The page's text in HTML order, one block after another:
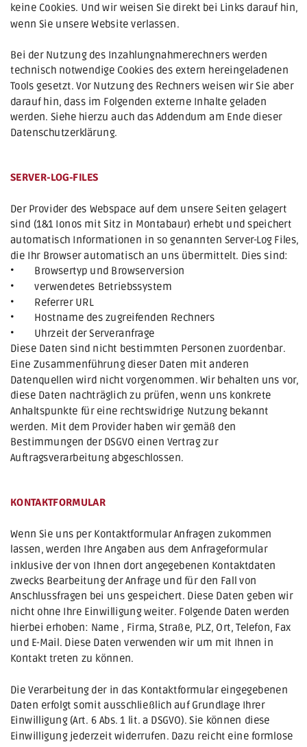
keine Cookies. Und wir weisen Sie direkt bei Links darauf hin,
wenn Sie unsere Website verlassen.
Bei der Nutzung des Inzahlungnahmerechners werden
technisch notwendige Cookies des extern hereingeladenen
Tools gesetzt. Vor Nutzung des Rechners weisen wir Sie aber
darauf hin, dass im Folgenden externe Inhalte geladen
werden. Siehe hierzu auch das Addendum am Ende dieser
Datenschutzerklärung.
SERVER-LOG-FILES
Der Provider des Webspace auf dem unsere Seiten gelagert
sind (1&1 Ionos mit Sitz in Montabaur) erhebt und speichert
automatisch Informationen in so genannten Server-Log Files,
die Ihr Browser automatisch an uns übermittelt. Dies sind:
•
Browsertyp und Browserversion
•
verwendetes Betriebssystem
•
Referrer URL
•
Hostname des zugreifenden Rechners
•
Uhrzeit der Serveranfrage
Diese Daten sind nicht bestimmten Personen zuordenbar.
Eine Zusammenführung dieser Daten mit anderen
Datenquellen wird nicht vorgenommen. Wir behalten uns vor,
diese Daten nachträglich zu prüfen, wenn uns konkrete
Anhaltspunkte für eine rechtswidrige Nutzung bekannt
werden. Mit dem Provider haben wir gemäß den
Bestimmungen der DSGVO einen Vertrag zur
Auftragsverarbeitung abgeschlossen.
KONTAKTFORMULAR
Wenn Sie uns per Kontaktformular Anfragen zukommen
lassen, werden Ihre Angaben aus dem Anfrageformular
inklusive der von Ihnen dort angegebenen Kontaktdaten
zwecks Bearbeitung der Anfrage und für den Fall von
Anschlussfragen bei uns gespeichert. Diese Daten geben wir
nicht ohne Ihre Einwilligung weiter. Folgende Daten werden
hierbei erhoben: Name , Firma, Straße, PLZ, Ort, Telefon, Fax
und E-Mail. Diese Daten verwenden wir um mit Ihnen in
Kontakt treten zu können.
Die Verarbeitung der in das Kontaktformular eingegebenen
Daten erfolgt somit ausschließlich auf Grundlage Ihrer
Einwilligung (Art. 6 Abs. 1 lit. a DSGVO). Sie können diese
Einwilligung jederzeit widerrufen. Dazu reicht eine formlose